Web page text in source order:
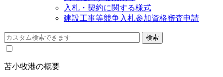
入札・契約に関する様式
建設工事等競争入札参加資格審査申請
苫小牧港の概要